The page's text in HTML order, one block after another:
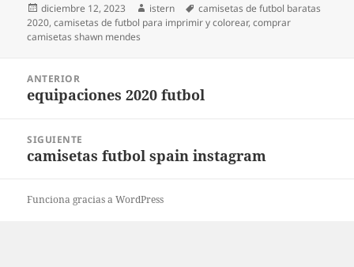
Publicado
el
diciembre 12, 2023 Autor
istern Etiquetas
camisetas de futbol baratas
2020,camisetas de futbol para imprimir y colorear,comprar
camisetas shawn mendes
entradas
ANTERIOR
Entrada
equipaciones 2020 futbol
SIGUIENTE
Entrada
camisetas futbol spain instagram
Funciona gracias a WordPress